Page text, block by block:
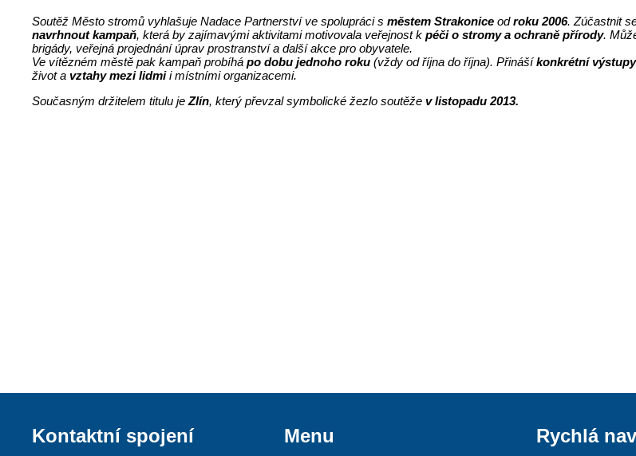
Soutěž Město stromů vyhlašuje Nadace Partnerství ve spolupráci směstem Strakonice odroku 2006. Zúčastnit
navrhnout kampaň, která by zajímavými aktivitami motivovala veřejnost kpéči o stromy a ochraně přírody.
brigády, veřejná projednání úprav prostranství a další akce pro obyvatele.
Ve vítězném městě pak kampaň probíhápo dobu jednoho roku (vždy od října do října). Přinášíkonkrétní výstupy
život avztahy mezi lidmii místními organizacemi.
Současným držitelem titulu jeZlín, který převzal symbolické žezlo soutěžev listopadu 2013.
Kontaktní spojení Menu Rychlá